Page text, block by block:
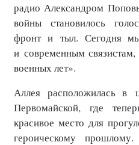
радио Александром
войны становилось
фронт и тыл. Сегодня
и современным
военных лет».
Аллея расположилась в
Первомайской, где
красивое место для
героическому